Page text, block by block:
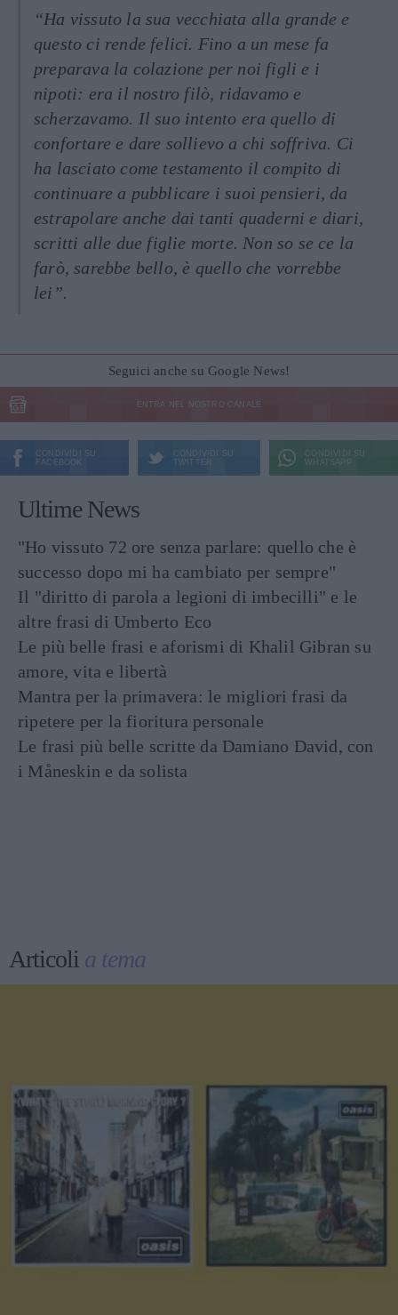
“Ha vissuto la sua vecchiata alla grande e
questo ci rende felici. Fino a un mese fa
preparava la colazione per noi figli e i
nipoti: era il nostro filò, ridavamo e
scherzavamo. Il suo intento era quello di
confortare e dare sollievo a chi soffriva. Ci
ha lasciato come testamento il compito di
continuare a pubblicare i suoi pensieri, da
estrapolare anche dai tanti quaderni e diari,
scritti alle due figlie morte. Non so se ce la
farò, sarebbe bello, è quello che vorrebbe
lei”.
Seguici anche su Google News!
ENTRA NEL NOSTRO CANALE
CONDIVIDI SU
FACEBOOK
CONDIVIDI SU
TWITTER
CONDIVIDI SU
WHATSAPP
Ultime News
"Ho vissuto 72 ore senza parlare: quello che è
successo dopo mi ha cambiato per sempre"
Il "diritto di parola a legioni di imbecilli" e le
altre frasi di Umberto Eco
Le più belle frasi e aforismi di Khalil Gibran su
amore, vita e libertà
Mantra per la primavera: le migliori frasi da
ripetere per la fioritura personale
Le frasi più belle scritte da Damiano David, con
i Måneskin e da solista
Articoli a tema